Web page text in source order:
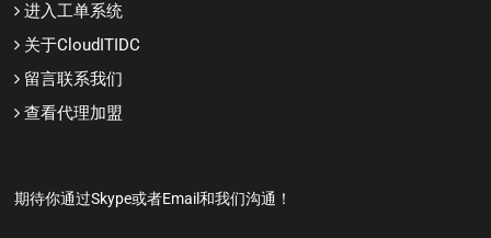
进入工单系统
关于CloudITIDC
留言联系我们
查看代理加盟
期待你通过Skype或者Email和我们沟通！